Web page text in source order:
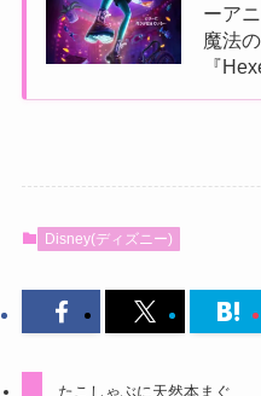
ーア
魔法
『
Disney(ディズニー)
たこしゃぶに天然本まぐ